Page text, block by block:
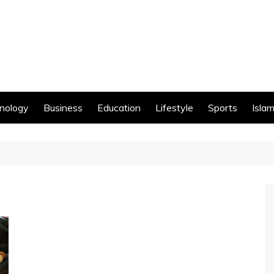
Business Education Lifestyle Sports